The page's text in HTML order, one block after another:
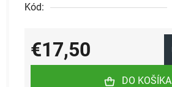
Kód:
€17,50
Jednotková cena:
DO KOŠÍKA